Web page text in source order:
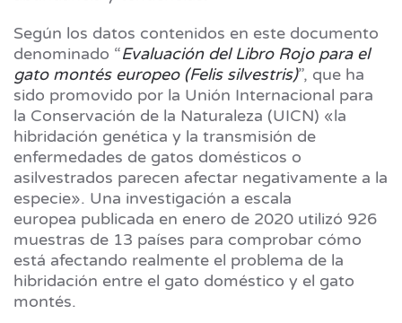
Según los datos contenidos en este documento
denominado “Evaluación del Libro Rojo para el
gato montés europeo (Felis silvestris)”, que ha
sido promovido por la Unión Internacional para
la Conservación de la Naturaleza (UICN) «la
hibridación genética y la transmisión de
enfermedades de gatos domésticos o
asilvestrados parecen afectar negativamente a la
especie». Una investigación a escala
europea publicada en enero de 2020 utilizó 926
muestras de 13 países para comprobar cómo
está afectando realmente el problema de la
hibridación entre el gato doméstico y el gato
montés.